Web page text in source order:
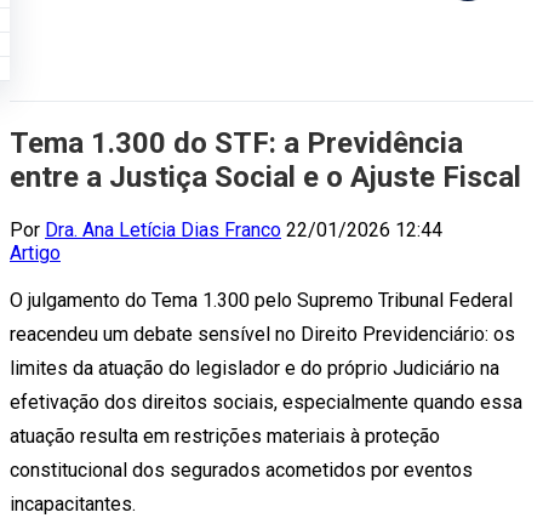
Tema 1.300 do STF: a Previdência
entre a Justiça Social e o Ajuste Fiscal
Por Dra. Ana Letícia Dias Franco 22/01/2026 12:44
Artigo
O julgamento do Tema 1.300 pelo Supremo Tribunal Federal
reacendeu um debate sensível no Direito Previdenciário: os
limites da atuação do legislador e do próprio Judiciário na
efetivação dos direitos sociais, especialmente quando essa
atuação resulta em restrições materiais à proteção
constitucional dos segurados acometidos por eventos
incapacitantes.